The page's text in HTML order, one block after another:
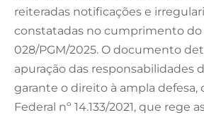
reiteradas notificações e
constatadas no cumprimento do
028/PGM/2025. O documento
apuração das responsabilidades
garante o direito à ampla defesa,
Federal nº 14.133/2021, que rege